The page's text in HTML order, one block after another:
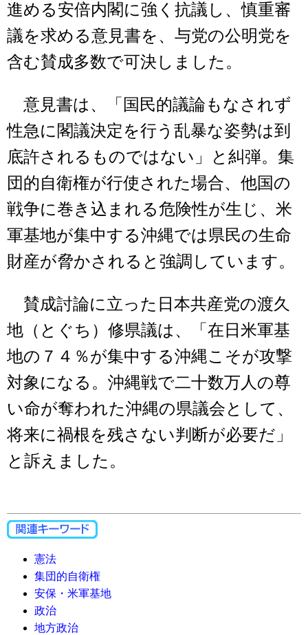
進める安倍内閣に強く抗議し、慎重審
議を求める意見書を、与党の公明党を
含む賛成多数で可決しました。
意見書は、「国民的議論もなされず
性急に閣議決定を行う乱暴な姿勢は到
底許されるものではない」と糾弾。集
団的自衛権が行使された場合、他国の
戦争に巻き込まれる危険性が生じ、米
軍基地が集中する沖縄では県民の生命
財産が脅かされると強調しています。
賛成討論に立った日本共産党の渡久
地（とぐち）修県議は、「在日米軍基
地の７４％が集中する沖縄こそが攻撃
対象になる。沖縄戦で二十数万人の尊
い命が奪われた沖縄の県議会として、
将来に禍根を残さない判断が必要だ」
と訴えました。
憲法
集団的自衛権
安保・米軍基地
政治
地方政治